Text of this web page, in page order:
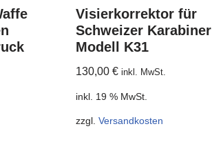
Visierkorrektor für
Schweizer Karabiner
Modell K31
130,00€ inkl. MwSt.
inkl. 19 % MwSt.
zzgl.Versandkosten